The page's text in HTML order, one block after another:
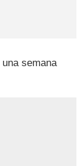
una semana